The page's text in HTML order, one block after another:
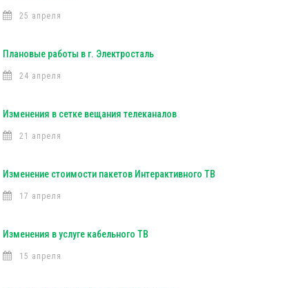
25 апреля
Плановые работы в г. Электросталь
24 апреля
Изменения в сетке вещания телеканалов
21 апреля
Изменение стоимости пакетов Интерактивного ТВ
17 апреля
Изменения в услуге кабельного ТВ
15 апреля